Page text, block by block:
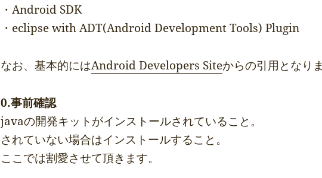
・Android SDK
・eclipse with ADT(Android Development Tools) Plugin
なお、基本的にはAndroid Developers Siteからの引用となりま
0.事前確認
javaの開発キットがインストールされていること。
されていない場合はインストールすること。
ここでは割愛させて頂きます。